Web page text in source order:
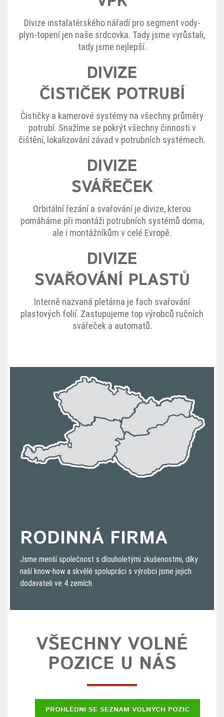
Divize instalatérského nářadí pro segment vody-
plyn-topení jen naše srdcovka. Tady jsme vyrůstali,
tady jsme nejlepší.
DIVIZE
ČISTIČEK POTRUBÍ
Čističky a kamerové systémy na všechny průměry
potrubí. Snažíme se pokrýt všechny činnosti v
čištění, lokalizování závad v potrubních systémech.
DIVIZE
SVÁŘEČEK
Orbitální řezání a svařování je divize, kterou
pomáháme při montáži potrubních systémů doma,
ale i montážníkům v celé Evropě.
DIVIZE
SVAŘOVÁNÍ PLASTŮ
Interně nazvaná pletárna je fach svařování
plastových folií. Zastupujeme top výrobců ručních
svářeček a automatů.
RODINNÁ FIRMA
Jsme menší společnost s dlouholetými zkušenostmi, díky
naší know-how a skvělé spolupráci s výrobci jsme jejich
dodavateli ve 4 zemích.
VŠECHNY VOLNÉ
POZICE U NÁS
PROHLÉDNI SE SEZNAM VOLNÝCH POZIC